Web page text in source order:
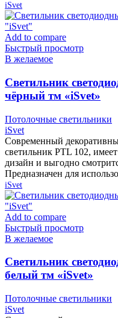
iSvet
Add to compare
Быстрый просмотр
В желаемое
Cветильник
чёрный тм «iSvet»
Потолочные светильники
iSvet
Современный
светильник PTL 102,
дизайн и выгодно
Предназначен для
iSvet
Add to compare
Быстрый просмотр
В желаемое
Cветильник
белый тм «iSvet»
Потолочные светильники
iSvet